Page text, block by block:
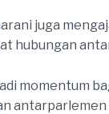
juga
hubungan
momentum
antarparlemen